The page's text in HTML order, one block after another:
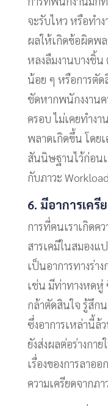
จะรับไหว หรือทำ
ผลให้เกิดข้อผิดพล
หลงลืมงานบางชิ้น
น้อย ๆ หรือการตั
ชัดหากพนักงงานค
ครอบ ไม่เคยทำง
พลาดเกิดขึ้น โดย
สันนิษฐานไว้ก่อน
กับภาวะ
6. มีอาการเค
การที่คนเราเกิดค
สารเคมีในสมองแ
เป็นอาการทางร่า
เช่น มีท่าทางหดหู่
กล้าตัดสินใจ รู้สึก
ซึ่งอาการเหล่านี้ล้
ยังส่งผลต่อร่างกา
เรื่องของการลาอ
ความเครียดจากภ